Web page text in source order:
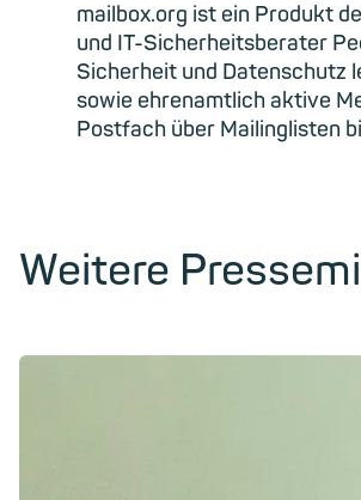
mailbox.org ist ein Produkt
und IT-Sicherheitsberater
Sicherheit und Datenschutz
sowie ehrenamtlich aktive
Postfach über Mailinglisten
Weitere